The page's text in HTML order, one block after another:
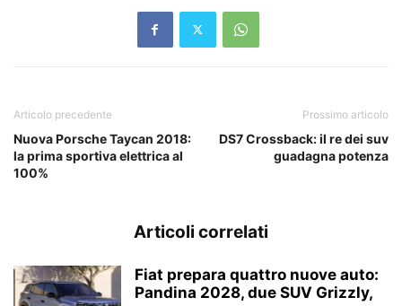
Articolo precedente
Nuova Porsche Taycan 2018:
la prima sportiva elettrica al
100%
Prossimo articolo
DS7 Crossback: il re dei suv
guadagna potenza
Articoli correlati
Fiat prepara quattro nuove auto:
Pandina 2028, due SUV Grizzly,